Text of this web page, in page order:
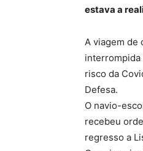
estava a
A viagem de
interrompida
risco da
Defesa.
O navio-
recebeu
regresso a